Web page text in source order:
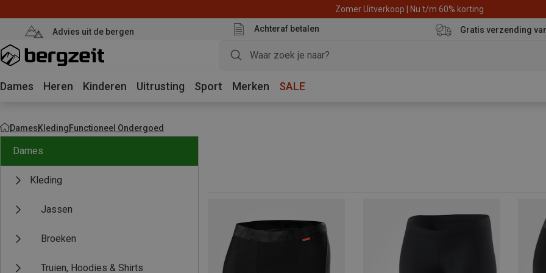
Zomer Uitverkoop | Nu t/m 60% korting
Advies uit de bergen Achteraf betalen Gratis verzending
Dames Heren Kinderen Uitrusting Sport Merken SALE
DamesKledingFunctioneel Ondergoed
Dames
Kleding
Jassen
Broeken
Truien, Hoodies & Shirts